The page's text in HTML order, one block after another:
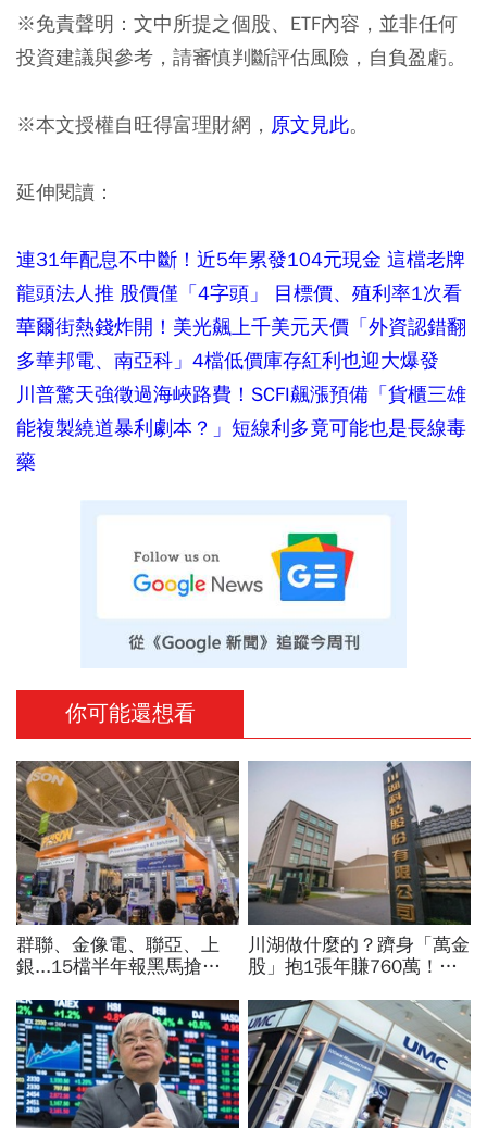
※免責聲明：文中所提之個股、ETF內容，並非任何
投資建議與參考，請審慎判斷評估風險，自負盈虧。
※本文授權自旺得富理財網， 原文見此。
延伸閱讀：
連31年配息不中斷！近5年累發104元現金 這檔老牌
龍頭法人推 股價僅「4字頭」 目標價、殖利率1次看
華爾街熱錢炸開！美光飆上千美元天價「外資認錯翻
多華邦電、南亞科」4檔低價庫存紅利也迎大爆發
川普驚天強徵過海峽路費！SCFI飆漲預備「貨櫃三雄
能複製繞道暴利劇本？」短線利多竟可能也是長線毒
藥
你可能還想看
群聯、金像電、聯亞、上
銀...15檔半年報黑馬搶先
標...真能複製鈺創、晶豪科
噴一波？
川湖做什麼的？躋身「萬金
股」抱1張年賺760萬！傳
根鐵憑什麼賣這麼貴」？